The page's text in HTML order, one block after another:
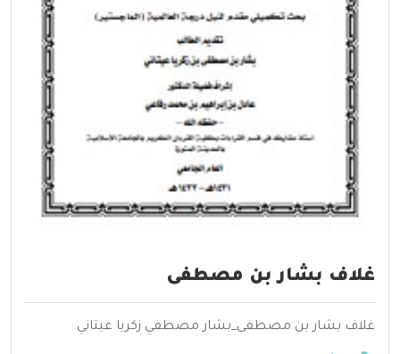
غلاف بشار بن مصطفى
غلاف بشار بن مصطفى_بشار مصطفي زكريا عيتاني